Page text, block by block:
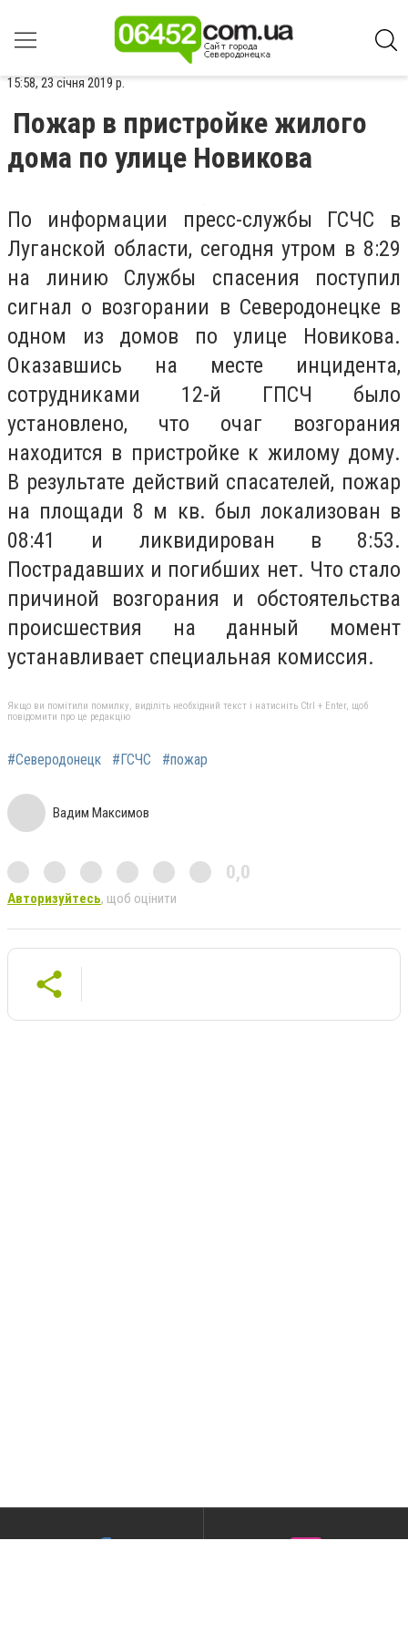
15:58, 23 січня 2019 р.
Пожар в пристройке жилого
дома по улице Новикова
По информации пресс-службы ГСЧС в
Луганской области, сегодня утром в 8:29
на линию Службы спасения поступил
сигнал о возгорании в Северодонецке в
одном из домов по улице Новикова.
Оказавшись на месте инцидента,
сотрудниками 12-й ГПСЧ было
установлено, что очаг возгорания
находится в пристройке к жилому дому.
В результате действий спасателей, пожар
на площади 8 м кв. был локализован в
08:41 и ликвидирован в 8:53.
Пострадавших и погибших нет. Что стало
причиной возгорания и обстоятельства
происшествия на данный момент
устанавливает специальная комиссия.
Якщо ви помітили помилку, виділіть необхідний текст і натисніть Ctrl + Enter, щоб
повідомити про це редакцію
#Северодонецк #ГСЧС #пожар
Вадим Максимов
0,0
Авторизуйтесь, щоб оцінити